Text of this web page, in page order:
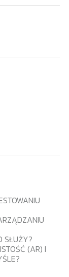
SŁUŻY?
(AR) I